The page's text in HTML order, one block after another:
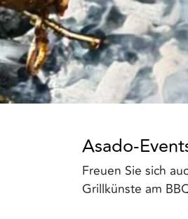
Asado-
Freuen Sie sich
Grillkünste am